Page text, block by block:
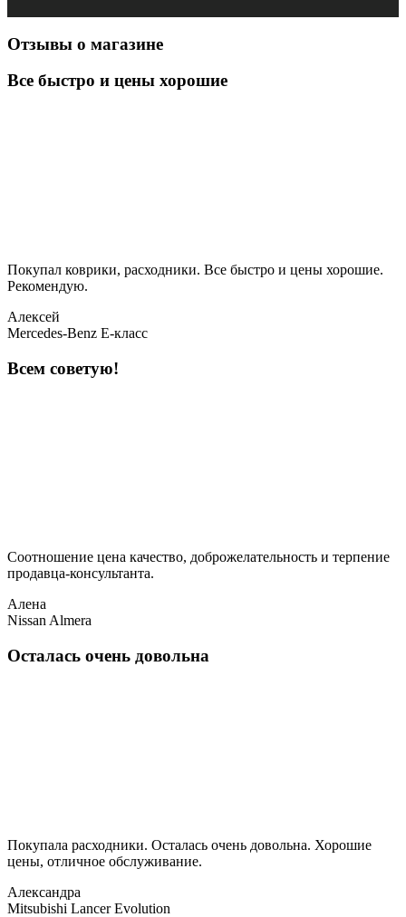
Отзывы о магазине
Все быстро и цены хорошие
Покупал коврики, расходники. Все быстро и цены хорошие.
Рекомендую.
Алексей
Mercedes-Benz E-класс
Всем советую!
Соотношение цена качество, доброжелательность и терпение
продавца-консультанта.
Алена
Nissan Almera
Осталась очень довольна
Покупала расходники. Осталась очень довольна. Хорошие
цены, отличное обслуживание.
Александра
Mitsubishi Lancer Evolution